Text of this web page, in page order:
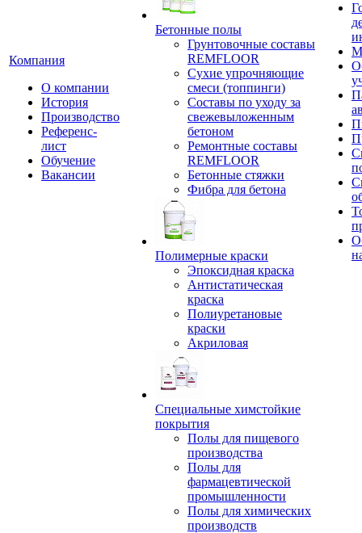
Компания
О компании
История
Производство
Референс-
лист
Обучение
Вакансии
Бетонные полы
Грунтовочные составы
REMFLOOR
Сухие упрочняющие
смеси (топпинги)
Составы по уходу за
свежевыложенным
бетоном
Ремонтные составы
REMFLOOR
Бетонные стяжки
Фибра для бетона
Полимерные краски
Эпоксидная краска
Антистатическая
краска
Полиуретановые
краски
Акриловая
Специальные химстойкие
покрытия
Полы для пищевого
производства
Полы для
фармацевтической
промышленности
Полы для химических
производств